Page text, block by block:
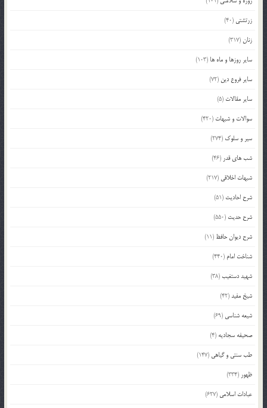
زرتشتی (40)
زنان(317)
سایر روزها و ماه ها (103)
سایر فروع دین (72)
سایر مقالات (5)
سوالات و شبهات (420)
سیر و سلوک (274)
شب های قدر (46)
شبهات اخلاقی (217)
شرح احادیث (51)
شرح حدیث (550)
شرح دیوان حافظ (11)
شناخت امام (440)
شهید دستغیب(38)
شیخ مفید(42)
شیعه شناسی (69)
صحیفه سجادیه (4)
طب سنتی و گیاهی (147)
ظهور (334)
عبادات اسلامی (627)